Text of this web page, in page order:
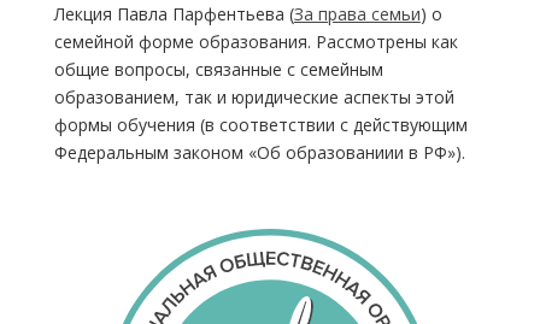
Лекция Павла Парфентьева (За права семьи) о
семейной форме образования. Рассмотрены как
общие вопросы, связанные с семейным
образованием, так и юридические аспекты этой
формы обучения (в соответствии с действующим
Федеральным законом «Об образованиии в РФ»).